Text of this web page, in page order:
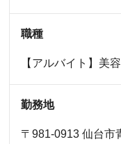
職種
【アルバイト】美
勤務地
〒981-0913 仙台市